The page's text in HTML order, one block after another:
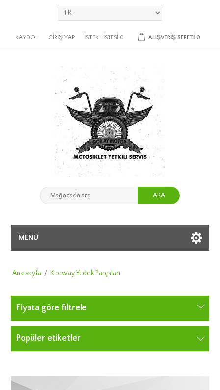
KAYDOL GIRIŞ YAP İSTEK LISTESI 0 ALIŞVERIŞ SEPETI 0
ARA
MENÜ
Ana sayfa / Keeway Yedek Parçaları
Fiyata göre filtrele
Popüler etiketler